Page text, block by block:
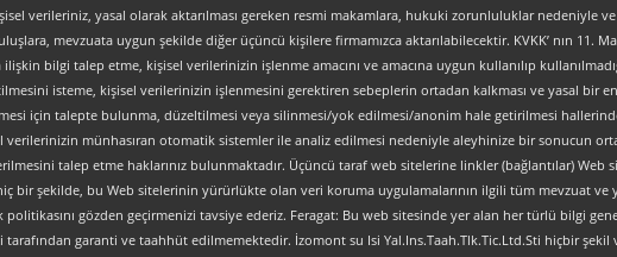
verileriniz, yasal olarak aktarılması gereken resmi makamlara, hukuki zorunluluklar nedeniyle
mevzuata uygun şekilde diğer üçüncü kişilere firmamızca aktarılabilecektir. KVKK’ nın 11.
bilgi talep etme, kişisel verilerinizin işlenme amacını ve amacına uygun kullanılıp
isteme, kişisel verilerinizin işlenmesini gerektiren sebeplerin ortadan kalkması ve yasal bir
için talepte bulunma, düzeltilmesi veya silinmesi/yok edilmesi/anonim hale getirilmesi
verilerinizin münhasıran otomatik sistemler ile analiz edilmesi nedeniyle aleyhinize bir sonucun
talep etme haklarınız bulunmaktadır. Üçüncü taraf web sitelerine linkler (bağlantılar)
bir şekilde, bu Web sitelerinin yürürlükte olan veri koruma uygulamalarının ilgili tüm mevzuat
gözden geçirmenizi tavsiye ederiz. Feragat: Bu web sitesinde yer alan her türlü bilgi
tarafından garanti ve taahhüt edilmemektedir. İzomont su Isi Yal.Ins.Taah.Tlk.Tic.Ltd.Sti hiçbir